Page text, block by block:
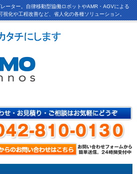
ーター。自律移動型協働ロボットやAMR・AGVによる
視化や工程改善など、省人化の各種ソリューション。